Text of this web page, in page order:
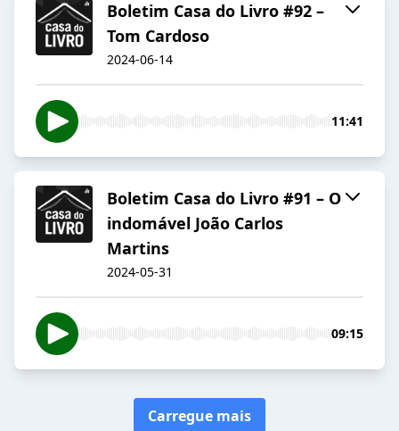
Boletim Casa do Livro #92 –
Tom Cardoso
2024-06-14
11:41
Boletim Casa do Livro #91 – O
indomável João Carlos
Martins
2024-05-31
09:15
Carregue mais